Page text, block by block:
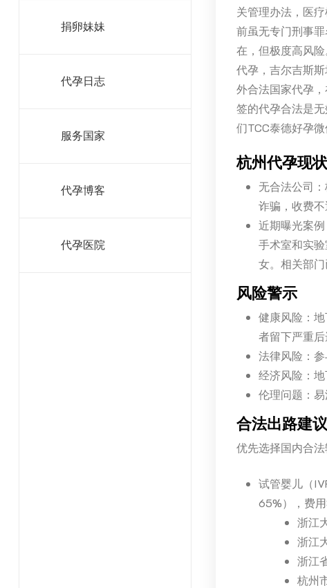
捐卵妹妹
代孕日志
服务国家
代孕博客
代孕医院
关管理办法，医
前虽无专门刑事
在，但极度高风
代孕，吉尔吉斯
外合法国家代孕
签的代孕合法是
们TCC泰德好孕
杭州代孕现状
无合法公司
诈骗，收费不
近期曝光案
手术室和实
女。相关部
风险警示
健康风险：
者留下严重后
法律风险：
经济风险：
伦理问题：易
合法出路建议
优先选择国内合法
试管婴儿（
65%），费
浙江
浙江
浙江
杭州